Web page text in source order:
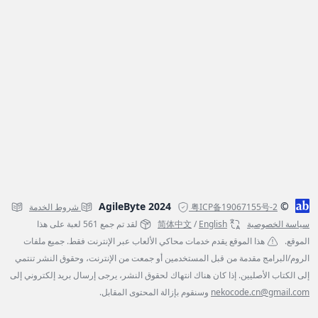
© AgileByte 2024
粤ICP备19067155号-2
شروط الخدمة
سياسة الخصوصية
简体中文 / English
لقد تم جمع 561 لعبة على هذا
الموقع.
هذا الموقع يقدم خدمات محاكي الألعاب عبر الإنترنت فقط. جميع ملفات
الروم/البرامج مقدمة من قبل المستخدمين أو جمعت من الإنترنت، وحقوق النشر تنتمي
إلى الكتاب الأصليين. إذا كان هناك انتهاك لحقوق النشر، يرجى إرسال بريد إلكتروني إلى
nekocode.cn@gmail.com وسنقوم بإزالة المحتوى المقابل.